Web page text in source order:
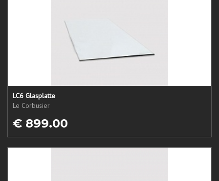
LC6 Glasplatte
Le Corbusier
€ 899.00